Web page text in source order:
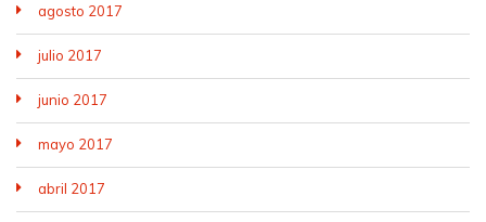
agosto 2017
julio 2017
junio 2017
mayo 2017
abril 2017